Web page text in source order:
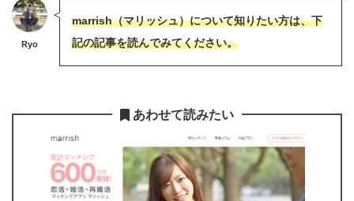
Ryo
marrish（マリッシュ）について知りたい方は、下
記の記事を読んでみてください。
あわせて読みたい